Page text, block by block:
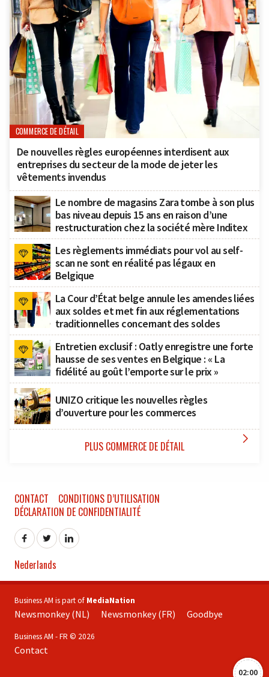
COMMERCE DE DÉTAIL
De nouvelles règles européennes interdisent aux
entreprises du secteur de la mode de jeter les
vêtements invendus
Le nombre de magasins Zara tombe à son plus
bas niveau depuis 15 ans en raison d’une
restructuration chez la société mère Inditex
Les règlements immédiats pour vol au self-
scan ne sont en réalité pas légaux en
Belgique
La Cour d’État belge annule les amendes liées
aux soldes et met fin aux réglementations
traditionnelles concernant des soldes
Entretien exclusif : Oatly enregistre une forte
hausse de ses ventes en Belgique : « La
fidélité au goût l’emporte sur le prix »
UNIZO critique les nouvelles règles
d’ouverture pour les commerces
PLUS COMMERCE DE DÉTAIL 
02:00
CONTACT
CONDITIONS D’UTILISATION
DÉCLARATION DE CONFIDENTIALITÉ
Nederlands
Business AM is part of MediaNation
Newsmonkey (NL) Newsmonkey (FR) Goodbye
Business AM - FR © 2026
Contact